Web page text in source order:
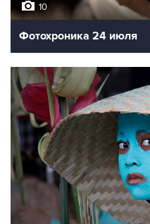
10
Фотохроника 24 июля